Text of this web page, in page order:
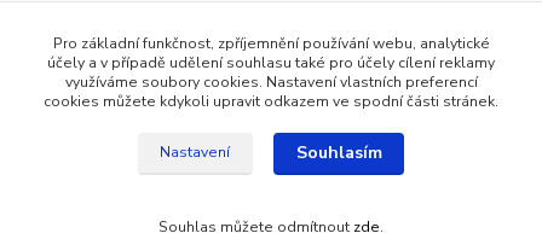
Zboží zařazeno v kategoriích
Pro základní funkčnost, zpříjemnění používání webu, analytické
účely a v případě udělení souhlasu také pro účely cílení reklamy
využíváme soubory cookies. Nastavení vlastních preferencí
cookies můžete kdykoli upravit odkazem ve spodní části stránek.
Nastavení Souhlasím
Souhlas můžete odmítnout zde.